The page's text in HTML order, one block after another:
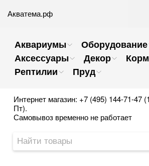
Акватема.рф
Аквариумы
Оборудование
Аксессуары
Декор Корм
Рептилии
Пруд
Интернет магазин: +7 (495) 144-71-47
Пт).
Самовывоз временно не работает